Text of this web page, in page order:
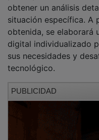
situación específica. A
obtenida, se elaborará
digital individualizado
sus necesidades y
tecnológico.